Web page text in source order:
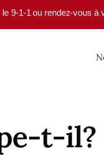
9-1-1 ou rendez-vous à
t-il?